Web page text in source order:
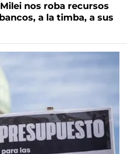
nos roba recursos
a la timba, a sus